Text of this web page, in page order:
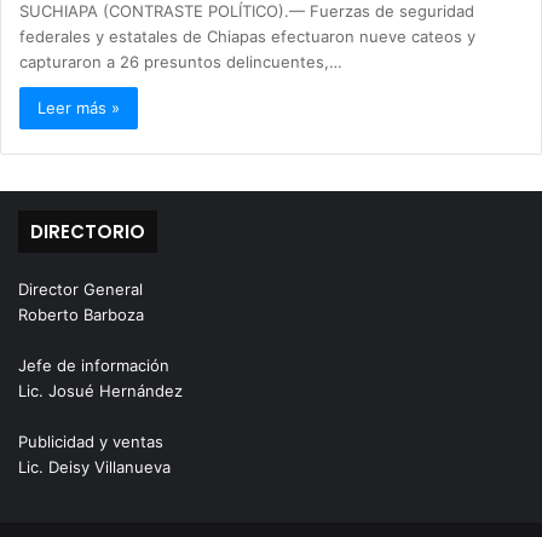
SUCHIAPA (CONTRASTE POLÍTICO).— Fuerzas de seguridad
federales y estatales de Chiapas efectuaron nueve cateos y
capturaron a 26 presuntos delincuentes,…
Leer más »
DIRECTORIO
Director General
Roberto Barboza
Jefe de información
Lic. Josué Hernández
Publicidad y ventas
Lic. Deisy Villanueva